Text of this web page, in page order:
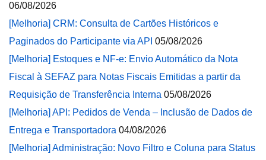
06/08/2026
[Melhoria] CRM: Consulta de Cartões Históricos e
Paginados do Participante via API 05/08/2026
[Melhoria] Estoques e NF-e: Envio Automático da Nota
Fiscal à SEFAZ para Notas Fiscais Emitidas a partir da
Requisição de Transferência Interna 05/08/2026
[Melhoria] API: Pedidos de Venda – Inclusão de Dados de
Entrega e Transportadora 04/08/2026
[Melhoria] Administração: Novo Filtro e Coluna para Status